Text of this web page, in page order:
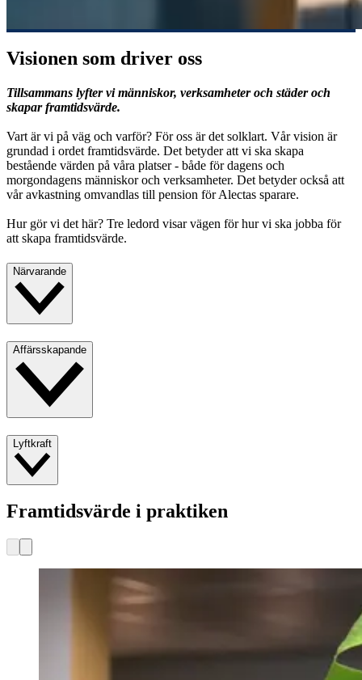
Visionen som driver oss
Tillsammans lyfter vi människor, verksamheter och städer och
skapar framtidsvärde.
Vart är vi på väg och varför? För oss är det solklart. Vår vision är
grundad i ordet framtidsvärde. Det betyder att vi ska skapa
bestående värden på våra platser - både för dagens och
morgondagens människor och verksamheter. Det betyder också att
vår avkastning omvandlas till pension för Alectas sparare.
Hur gör vi det här? Tre ledord visar vägen för hur vi ska jobba för
att skapa framtidsvärde.
Närvarande
Affärsskapande
Lyftkraft
Framtidsvärde i praktiken